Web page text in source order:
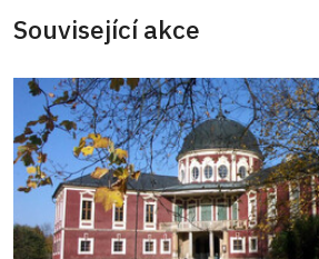
Související akce